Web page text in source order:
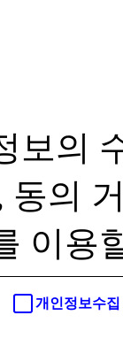
보의
동의
이용
개인정보수